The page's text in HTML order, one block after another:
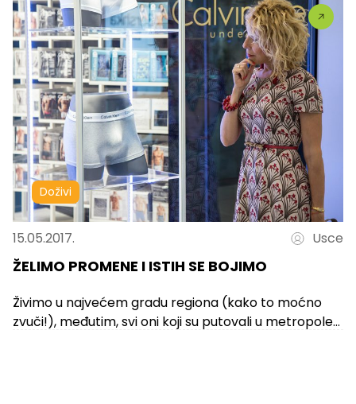
Doživi
15.05.2017. Usce
ŽELIMO PROMENE I ISTIH SE BOJIMO
Živimo u najvećem gradu regiona (kako to moćno
zvuči!), međutim, svi oni koji su putovali u metropole